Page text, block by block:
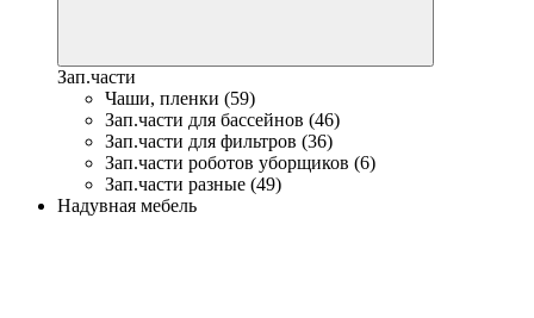
Зап.части
Чаши, пленки (59)
Зап.части для бассейнов (46)
Зап.части для фильтров (36)
Зап.части роботов уборщиков (6)
Зап.части разные (49)
Надувная мебель